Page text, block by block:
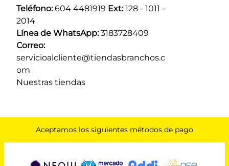
Teléfono: 604 4481919 Ext: 128 - 1011 -
2014
Línea de WhatsApp: 3183728409
Correo:
servicioalcliente@tiendasbranchos.c
om
Nuestras tiendas
Aceptamos los siguientes métodos de pago